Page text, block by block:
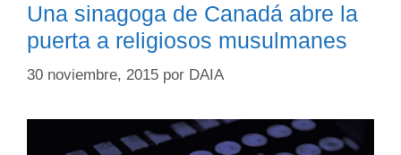
Una sinagoga de Canadá abre la
puerta a religiosos musulmanes
30 noviembre, 2015 por DAIA